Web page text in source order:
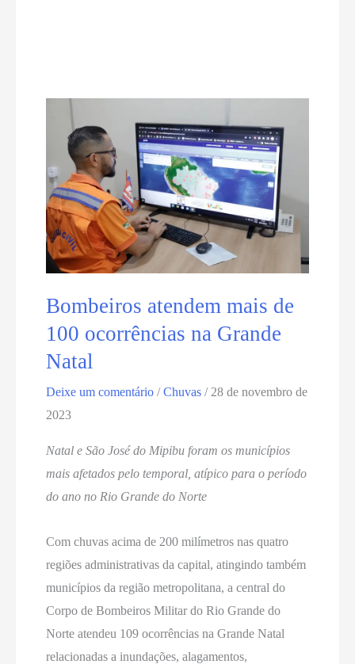
quarta-
feira
Bombeiros atendem mais de
100 ocorrências na Grande
Natal
Deixe um comentário /Chuvas / 28 de novembro de
2023
Natal e São José do Mipibu foram os municípios
mais afetados pelo temporal, atípico para o período
do ano no Rio Grande do Norte
Com chuvas acima de 200 milímetros nas quatro
regiões administrativas da capital, atingindo também
municípios da região metropolitana, a central do
Corpo de Bombeiros Militar do Rio Grande do
Norte atendeu 109 ocorrências na Grande Natal
relacionadas a inundações, alagamentos,